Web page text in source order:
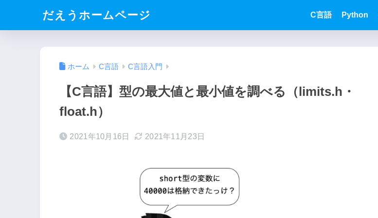
だえうホームページ C言語 Python
ホーム C言語 C言語入門
【C言語】型の最大値と最小値を調べる（limits.h・
float.h）
2021年10月16日 2021年11月23日